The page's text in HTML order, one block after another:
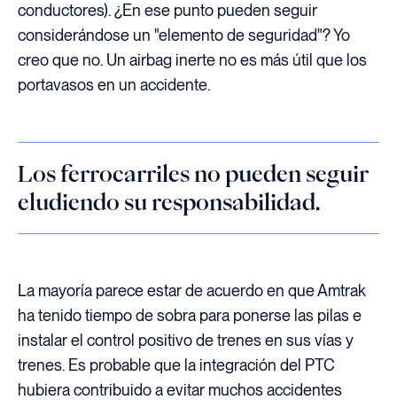
conductores). ¿En ese punto pueden seguir
considerándose un "elemento de seguridad"? Yo
creo que no. Un airbag inerte no es más útil que los
portavasos en un accidente.
Los ferrocarriles no pueden seguir
eludiendo su responsabilidad.
La mayoría parece estar de acuerdo en que Amtrak
ha tenido tiempo de sobra para ponerse las pilas e
instalar el control positivo de trenes en sus vías y
trenes. Es probable que la integración del PTC
hubiera contribuido a evitar muchos accidentes